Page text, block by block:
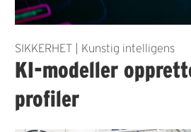
SIKKERHET | Kunstig intelligens
KI-modeller
profiler